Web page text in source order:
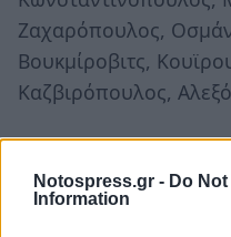
Notospress.gr - Do
Information
Ζαχαρόπουλος,
Βουκμίροβιτς,
Καζβιρόπουλος,